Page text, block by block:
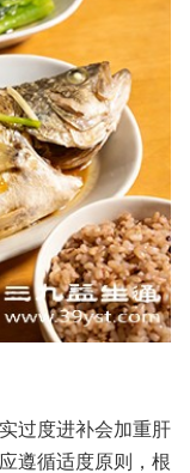
过度进补会加重肝
遵循适度原则，根